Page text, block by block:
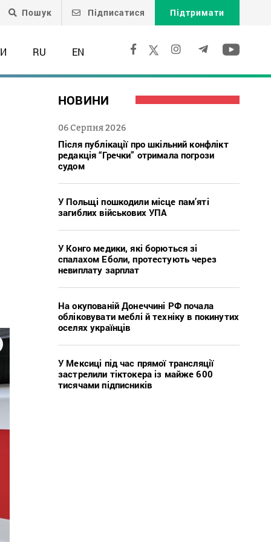
Пошук Підписатися Підтримати
RU EN
НОВИНИ
06 Серпня 2026
Після публікації про шкільний конфлікт
редакція “Гречки” отримала погрози
судом
У Польщі пошкодили місце пам’яті
загиблих військових УПА
У Конго медики, які борються зі
спалахом Еболи, протестують через
невиплату зарплат
На окупованій Донеччині РФ почала
обліковувати меблі й техніку в покинутих
оселях українців
У Мексиці під час прямої трансляції
застрелили тіктокера із майже 600
тисячами підписників